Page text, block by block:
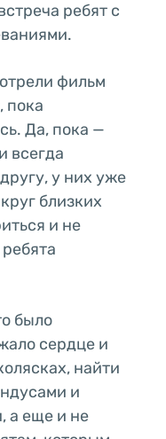
ребят с
фильм
пока
Да, пока —
всегда
у них уже
близких
и не
было
сердце и
найти
и
а еще и не